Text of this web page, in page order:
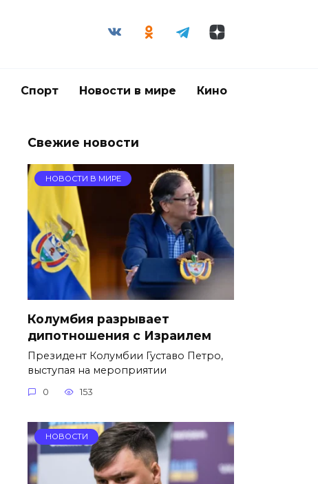
Спорт Новости в мире Кино
Свежие новости
НОВОСТИ В МИРЕ
Колумбия разрывает
дипотношения с Израилем
Президент Колумбии Густаво Петро,
выступая на мероприятии
0 153
НОВОСТИ